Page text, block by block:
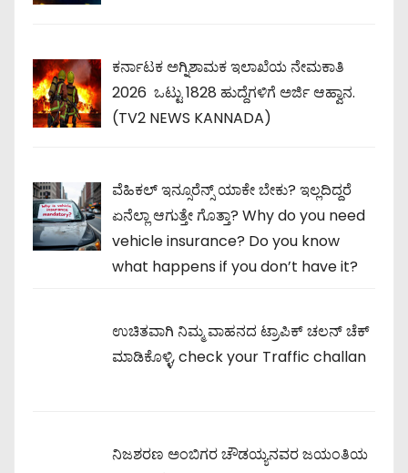
ಕರ್ನಾಟಕ ಅಗ್ನಿಶಾಮಕ ಇಲಾಖೆಯ ನೇಮಕಾತಿ
2026 ಒಟ್ಟು 1828 ಹುದ್ದೆಗಳಿಗೆ ಅರ್ಜಿ ಆಹ್ವಾನ.
(TV2 NEWS KANNADA)
ವೆಹಿಕಲ್ ಇನ್ಸೂರೆನ್ಸ್ ಯಾಕೇ ಬೇಕು? ಇಲ್ಲದಿದ್ದರೆ
ಏನೆಲ್ಲಾ ಆಗುತ್ತೇ ಗೊತ್ತಾ? Why do you need
vehicle insurance? Do you know
what happens if you don’t have it?
ಉಚಿತವಾಗಿ ನಿಮ್ಮ ವಾಹನದ ಟ್ರಾಪಿಕ್ ಚಲನ್ ಚೆಕ್
ಮಾಡಿಕೊಳ್ಳಿ, check your Traffic challan
ನಿಜಶರಣ ಅಂಬಿಗರ ಚೌಡಯ್ಯನವರ ಜಯಂತಿಯ